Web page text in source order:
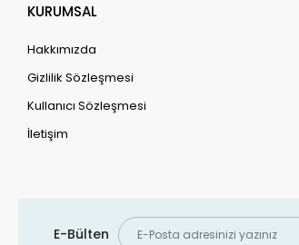
KURUMSAL
Hakkımızda
Gizlilik Sözleşmesi
Kullanıcı Sözleşmesi
İletişim
E-Bülten